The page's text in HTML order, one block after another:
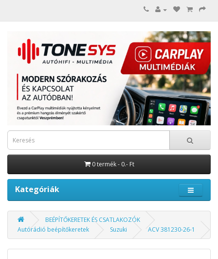
0 termék - 0.- Ft
Kategóriák
BEÉPÍTŐKERETEK ÉS CSATLAKOZÓK
Autórádió beépítőkeretek
Suzuki ACV 381230-26-1